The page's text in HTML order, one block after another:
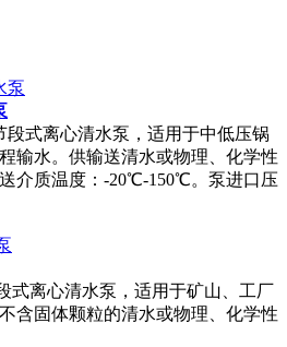
段式离心清水泵，适用于中低压锅
输水。供输送清水或物理、化学性
介质温度：-20℃-150℃。泵进口压
式离心清水泵，适用于矿山、工厂
含固体颗粒的清水或物理、化学性